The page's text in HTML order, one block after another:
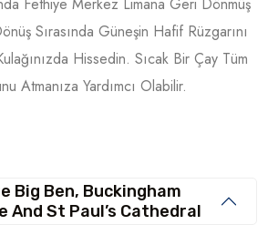
Sırasında Güneşin Hafif Rüzgarını
Hissedin. Sıcak Bir Çay Tüm
Atmanıza Yardımcı Olabilir.
Big Ben, Buckingham
And St Paul’s Cathedral